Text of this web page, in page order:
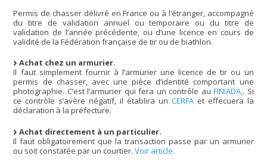
Permis de chasser délivré en France ou à l’étranger, accompagné
du titre de validation annuel ou temporaire ou du titre de
validation de l’année précédente, ou d’une licence en cours de
validité de la Fédération française de tir ou de biathlon.
Achat chez un armurier.
Il faut simplement fournir à l’armurier une licence de tir ou un
permis de chasser, avec une pièce d’identité comportant une
photographie. C’est l’armurier qui fera un contrôle auFINIADA,. Si
ce contrôle s’avère négatif, il établira un CERFAet effecuera la
déclaration à la préfecture.
Achat directement à un particulier.
Il faut obligatoirement que la transaction passe par un armurier
ou soit constatée par un courtier.Voir article.